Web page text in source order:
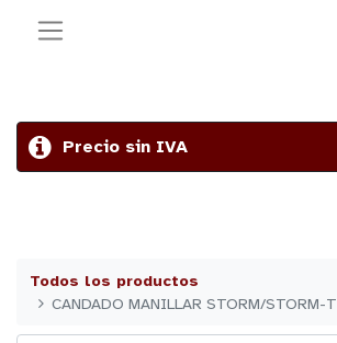
Precio sin IVA
Todos los productos
CANDADO MANILLAR STORM/STORM-T